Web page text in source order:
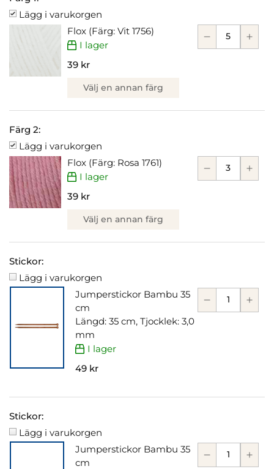
Lägg i varukorgen
Flox (Färg: Vit 1756)
I lager
39 kr
Välj en annan färg
Färg 2:
Lägg i varukorgen
Flox (Färg: Rosa 1761)
I lager
39 kr
Välj en annan färg
Stickor:
Lägg i varukorgen
Jumperstickor Bambu 35
cm
Längd: 35 cm, Tjocklek: 3,0
mm
I lager
49 kr
Stickor:
Lägg i varukorgen
Jumperstickor Bambu 35
cm